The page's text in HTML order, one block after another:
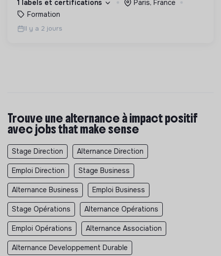
Worldskills.
1 labels et certifications
Paris, France
Formation
Il y a 2 jours
Trouve une alternance à impact positif
avec jobs that make sense
Stage Direction Alternance Direction
Emploi Direction Stage Business
Alternance Business Emploi Business
Stage Opérations Alternance Opérations
Emploi Opérations Alternance Association
Alternance Developpement Durable